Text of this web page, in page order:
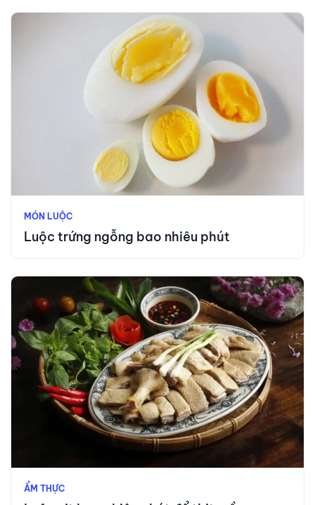
MÓN LUỘC
Luộc trứng ngỗng bao nhiêu phút
ẨM THỰC